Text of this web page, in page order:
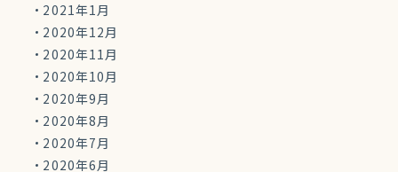
2021年1月
2020年12月
2020年11月
2020年10月
2020年9月
2020年8月
2020年7月
2020年6月